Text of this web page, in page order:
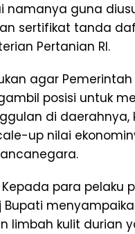
namanya guna
sertifikat tanda
Pertanian RI.
agar
posisi untuk
di daerahnya,
up nilai
Kepada para pelaku
Bupati
limbah kulit durian